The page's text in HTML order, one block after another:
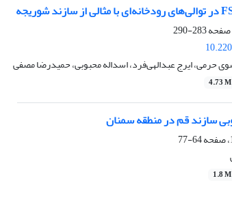
283-290
حرمی، ایرج عبدالهی‌فرد، اسداله محبوبی، حمیدرضا مصفی
4.73 M
سازند قم در منطقه سمنان
64-77
1.8 M